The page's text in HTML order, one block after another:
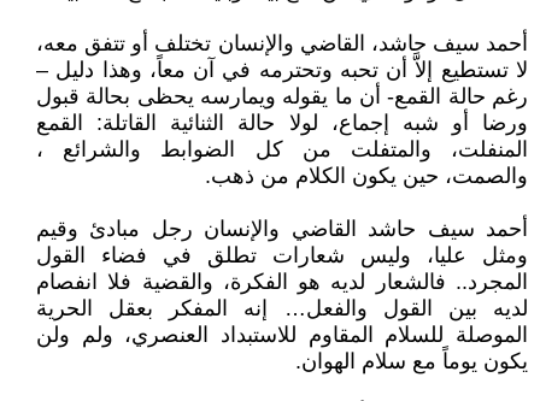
أحمد سيف حاشد، القاضي والإنسان تختلف أو تتفق معه،
لا تستطيع إلاَّ أن تحبه وتحترمه في آن معاً، وهذا دليل –
رغم حالة القمع- أن ما يقوله ويمارسه يحظى بحالة قبول
ورضا أو شبه إجماع، لولا حالة الثنائية القاتلة: القمع
المنفلت، والمتفلت من كل الضوابط والشرائع ،
والصمت، حين يكون الكلام من ذهب.
أحمد سيف حاشد القاضي والإنسان رجل مبادئ وقيم
ومثل عليا، وليس شعارات تطلق في فضاء القول
المجرد.. فالشعار لديه هو الفكرة، والقضية فلا انفصام
لديه بين القول والفعل… إنه المفكر بعقل الحرية
الموصلة للسلام المقاوم للاستبداد العنصري، ولم ولن
يكون يوماً مع سلام الهوان.